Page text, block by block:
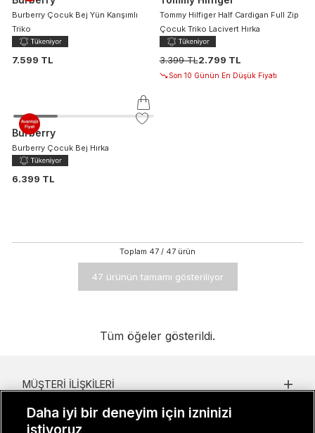
Burberry Çocuk Bej Yün Karışımlı
Triko
7.599 TL
Tommy Hilfiger Half Cardigan Full Zip
Çocuk Triko Lacivert Hırka
3.399 TL2.799 TL
Son 10 Günün En Düşük Fiyatı
Burberry
Burberry Çocuk Bej Hırka
6.399 TL
Toplam 47 / 47 ürün
47 ürünün tamamı gösteriliyor
Tüm öğeler gösterildi.
MÜŞTERI İLIŞKILERI
KURUMSAL
Daha iyi bir deneyim için izninizi
istiyoruz